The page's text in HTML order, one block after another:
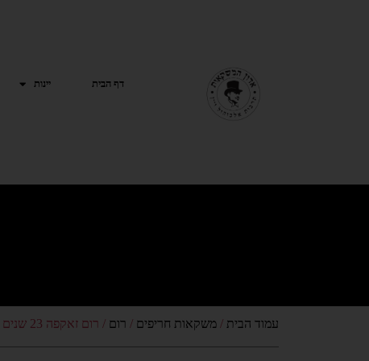
דף הבית יינות
עמוד הבית / משקאות חריפים / רום / רום זאקפה 23 שנים